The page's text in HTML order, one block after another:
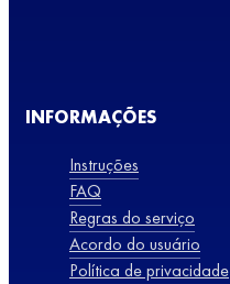
INFORMAÇÕES
Instruções
FAQ
Regras do serviço
Acordo do usuário
Política de privacidade